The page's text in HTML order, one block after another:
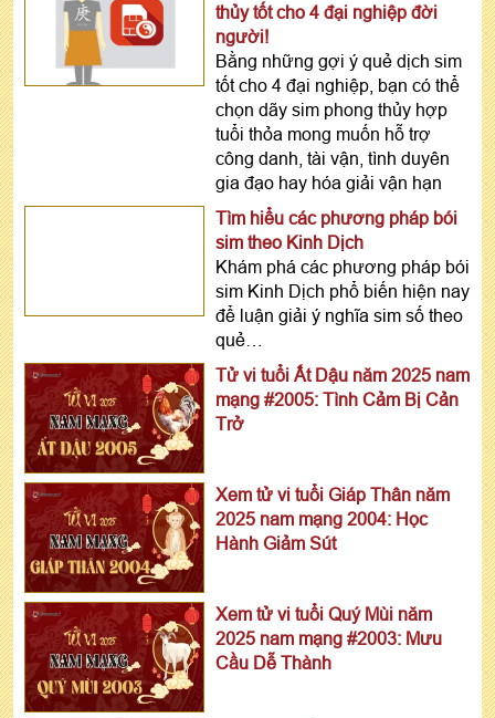
thủy tốt cho 4 đại nghiệp đời
người!
Bằng những gợi ý quẻ dịch sim
tốt cho 4 đại nghiệp, bạn có thể
chọn dãy sim phong thủy hợp
tuổi thỏa mong muốn hỗ trợ
công danh, tài vận, tình duyên
gia đạo hay hóa giải vận hạn
Tìm hiểu các phương pháp bói
sim theo Kinh Dịch
Khám phá các phương pháp bói
sim Kinh Dịch phổ biến hiện nay
để luận giải ý nghĩa sim số theo
quẻ…
Tử vi tuổi Ất Dậu năm 2025 nam
mạng #2005: Tình Cảm Bị Cản
Trở
Xem tử vi tuổi Giáp Thân năm
2025 nam mạng 2004: Học
Hành Giảm Sút
Xem tử vi tuổi Quý Mùi năm
2025 nam mạng #2003: Mưu
Cầu Dễ Thành